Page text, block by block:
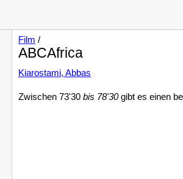
Film /
ABCAfrica
Kiarostami, Abbas
Zwischen 73'30 bis 78'30gibt es einen